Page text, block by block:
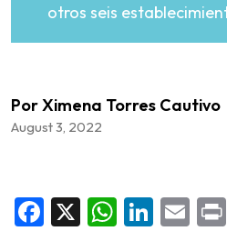
otros seis
Por Ximena Torres Cautivo
August 3, 2022
Facebook
X